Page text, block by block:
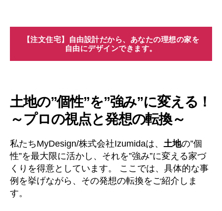
【注文住宅】自由設計だから、あなたの理想の家を
自由にデザインできます。
土地の”個性”を”強み”に変える！
～プロの視点と発想の転換～
私たちMyDesign/株式会社Izumidaは、 土地の”個
性”を最大限に活かし、それを”強み”に変える家づ
くりを得意としています。 ここでは、具体的な事
例を挙げながら、その発想の転換をご紹介しま
す。